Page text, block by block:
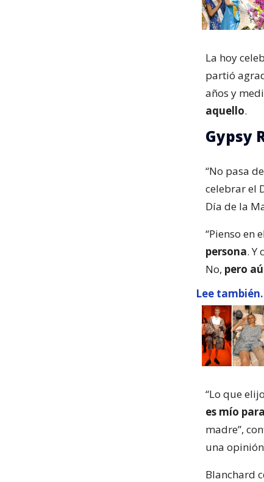
La hoy
partió
años y
aquello.
Gypsy
“No pasa
celebrar el
Día de la
“Pienso en
persona. Y
No, pero
Lee
“Lo que
es mío
madre”,
una
Blanchard